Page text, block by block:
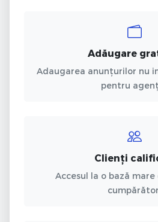
Adăugare
Adaugarea anunțurilor nu
pentru
Clienți
Accesul la o bază